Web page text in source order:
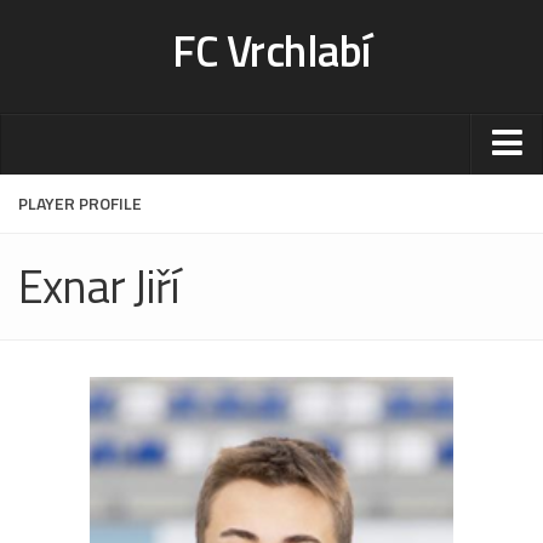
FC Vrchlabí
Stadion
Kontakt-rezervace
Kontakt
Historie
PLAYER PROFILE
Exnar Jiří